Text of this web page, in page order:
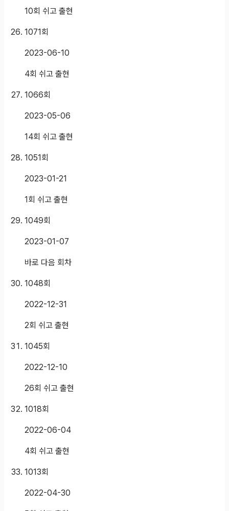
10회 쉬고 출현
1071회
2023-06-10
4회 쉬고 출현
1066회
2023-05-06
14회 쉬고 출현
1051회
2023-01-21
1회 쉬고 출현
1049회
2023-01-07
바로 다음 회차
1048회
2022-12-31
2회 쉬고 출현
1045회
2022-12-10
26회 쉬고 출현
1018회
2022-06-04
4회 쉬고 출현
1013회
2022-04-30